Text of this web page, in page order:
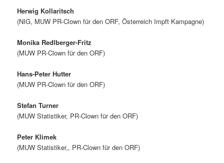
Herwig Kollaritsch
(NIG, MUW PR-Clown für den ORF, Österreich Impft Kampagne)
Monika Redlberger-Fritz
(MUW PR-Clown für den ORF)
Hans-Peter Hutter
(MUW PR-Clown für den ORF)
Stefan Turner
(MUW Statistiker, PR-Clown für den ORF)
Peter Klimek
(MUW Statistiker,, PR-Clown für den ORF)